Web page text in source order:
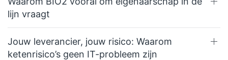
lijn vraagt
Jouw leverancier, jouw risico: Waarom
ketenrisico’s geen IT-probleem zijn